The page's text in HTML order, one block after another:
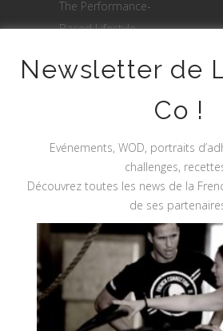
Site Sécurisé
Newsletter de
Co !
Evénements, WOD, portraits
challenges,
Découvrez toutes les news de la
de ses